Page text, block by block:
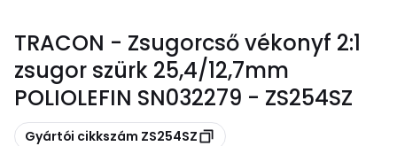
TRACON - Zsugorcső vékonyf 2:1
zsugor szürk 25,4/12,7mm
POLIOLEFIN SN032279 - ZS254SZ
Másolás
Gyártói cikkszám ZS254SZ